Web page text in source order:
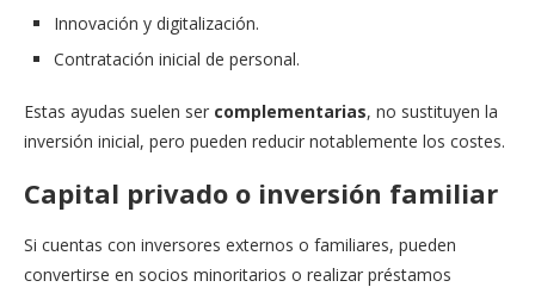
Innovación y digitalización.
Contratación inicial de personal.
Estas ayudas suelen ser complementarias, no sustituyen la
inversión inicial, pero pueden reducir notablemente los costes.
Capital privado o inversión familiar
Si cuentas con inversores externos o familiares, pueden
convertirse en socios minoritarios o realizar préstamos